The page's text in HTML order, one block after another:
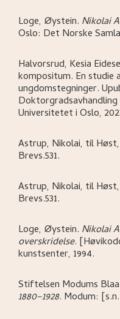
Loge, Øystein. Nikolai
Oslo: Det Norske
Halvorsrud, Kesia
kompositum. En studie
ungdomstegninger.
Universitetet i Oslo,
Astrup, Nikolai, til Høst,
Brevs.531.
Astrup, Nikolai, til Høst,
Brevs.531.
Loge, Øystein. Nikolai
overskridelse.
kunstsenter, 1994.
Stiftelsen Modums
1880–1928. Modum: